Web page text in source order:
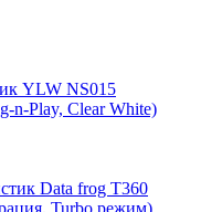
YLW NS015
n-Play, Clear White)